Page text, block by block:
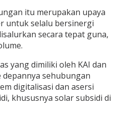
itu merupakan upaya
untuk selalu bersinergi
secara tepat guna,
yang dimiliki oleh KAI dan
sehubungan
digitalisasi dan asersi
khususnya solar subsidi di